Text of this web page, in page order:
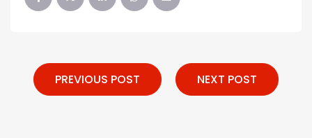
PREVIOUS POST NEXT POST